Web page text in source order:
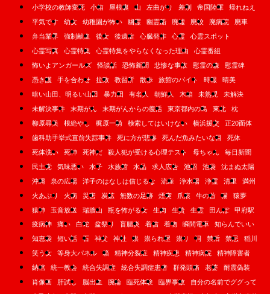
小学校の教師変死
小箱 屋根裏 山 左曲がり 差別 帝国陸軍
帰れねえ
平気です
幼女 幼稚園が怖い 幽霊 幽霊船 廃墟 廃校 廃病院
廃車
弁当業界
強制献血 後女 後遺症 心臓発作 心霊
心霊スポット
心霊写真
心霊特集 心霊特集をやらなくなった理由
心霊番組
怖いよアンガールズ
怪談話 恐怖新聞 悲惨な事故 慰霊の森
慰霊碑
憑き護
手を合わせ 拉致 教習所 散歩 旅館のバイト 時報
晴美
暗い山田、明るい山田
暴力団 有名人 朝鮮人 木箱 未熟児
未解決
未解決事件
末期がん 末期がんからの復活 東京都内の島 東北
枕
柳原尋美
根絶やし 梶原一騎 検索してはいけない 横浜援交
正20面体
歯科助手挙式直前失踪事件
死に方が悲惨 死んだ魚みたいな目
死体
死体洗い
死神 死神だ 殺人犯が受ける心理テスト 母ちゃん
毎日新聞
民主党
気味悪い 水子 水族館 水晶 求人広告 池沼 池袋
沈まぬ太陽
沖縄
泉の広場 洋子のはなしは信じるな 流産 浄水場 浄霊 清里
満州
火あぶり
火病 災害 炭鉱 無数の足跡 煙突 爪痕 牛の首 猫
猿夢
猿神
玉音放送 瑞牆山 瓶を怖がる女 生肉 生贄 生霊 田んぼ
甲府駅
疫病神
痛い 白蛇 盆祭り 盲腸炎 着信 着物 瞬間電車
知らんでいい
知恵袋
短い話 石 神父 神社 祟 祟られ屋 祟り 祠 禁后 禁忌
稲川
笑う女
等身大パネル 箱 精神分裂症 精神疾患 精神病院
精神障害者
納棺
統一教会 統合失調症 統合失調症患者 群発頭痛 老婆
耐震偽装
肖像画
肝試し 脳出血 腕輪 臨死体験 臨界事故
自分の名前でググって